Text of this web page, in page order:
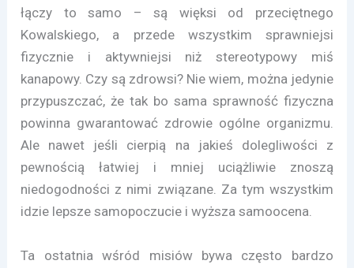
łączy to samo – są więksi od przeciętnego
Kowalskiego, a przede wszystkim sprawniejsi
fizycznie i aktywniejsi niż stereotypowy miś
kanapowy. Czy są zdrowsi? Nie wiem, można jedynie
przypuszczać, że tak bo sama sprawność fizyczna
powinna gwarantować zdrowie ogólne organizmu.
Ale nawet jeśli cierpią na jakieś dolegliwości z
pewnością łatwiej i mniej uciążliwie znoszą
niedogodności z nimi związane. Za tym wszystkim
idzie lepsze samopoczucie i wyższa samoocena.
Ta ostatnia wśród misiów bywa często bardzo